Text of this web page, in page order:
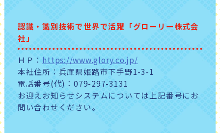
認識・識別技術で世界で活躍「グローリー株式会
社」
ＨＰ： https://www.glory.co.jp/
本社住所：兵庫県姫路市下手野1-3-1
電話番号(代)：079-297-3131
お迎えお知らせシステムについては上記番号にお
問い合わせください。